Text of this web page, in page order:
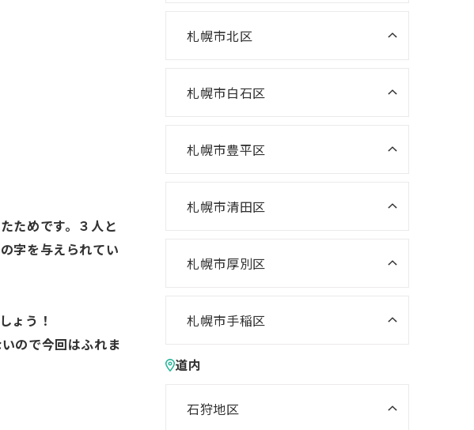
ためです。３人と
字を与えられてい
ょう！
ので今回はふれま
ニスコパーソナル 啓明教室
ニスコ進学スクール 八軒教室
ニスコパーソナル 宮の沢教室
札幌市北区
ニスコ進学スクール あいの里教
ニスコ進学スクール 屯田教室
ニスコパーソナル あいの里教室
札幌市白石区
ニスコ進学スクール 北郷教室
札幌市豊平区
ニスコパーソナル 福住教室
札幌市清田区
ニスコ進学スクール 平岡緑教室
室
室
ニスコ進学スクール 美しが丘教
札幌市厚別区
教室
室
札幌市手稲区
ニスコパーソナル 手稲教室
ニスコパーソナル 前田教室
道内
石狩地区